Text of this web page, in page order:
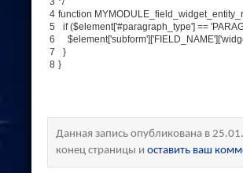
4
5
6
7
8
function
if ($element['#paragraph_type'] ==
}
}
Данная запись опубликована в
конец страницы и оставить ваш